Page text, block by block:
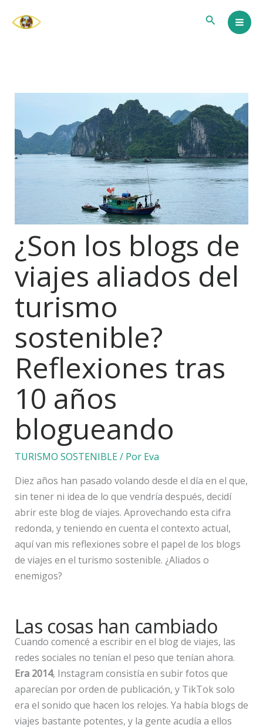
Buscar
¿Son los blogs de
viajes aliados del
turismo
sostenible?
Reflexiones tras
10 años
blogueando
TURISMO SOSTENIBLE/ Por Eva
Diez años han pasado volando desde el día en el que,
sin tener ni idea de lo que vendría después, decidí
abrir este blog de viajes. Aprovechando esta cifra
redonda, y teniendo en cuenta el contexto actual,
aquí van mis reflexiones sobre el papel de los blogs
de viajes en el turismo sostenible. ¿Aliados o
enemigos?
Las cosas han cambiado
Cuando comencé a escribir en el blog de viajes, las
redes sociales no tenían el peso que tenían ahora.
Era 2014, Instagram consistía en subir fotos que
aparecían por orden de publicación, y TikTok solo
era el sonido que hacen los relojes. Ya había blogs de
viajes bastante potentes, y la gente acudía a ellos